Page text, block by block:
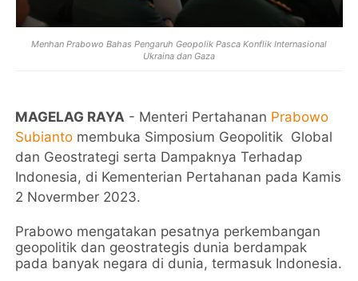
Menhan Prabowo Bahas Pengaruh Geopolik Pasca Konflik Internasional
Ukraina dan Gaza
MAGELAG RAYA - Menteri Pertahanan Prabowo
Subianto membuka Simposium Geopolitik Global
dan Geostrategi serta Dampaknya Terhadap
Indonesia, di Kementerian Pertahanan pada Kamis
2 Novermber 2023.
Prabowo mengatakan pesatnya perkembangan
geopolitik dan geostrategis dunia berdampak
pada banyak negara di dunia, termasuk Indonesia.